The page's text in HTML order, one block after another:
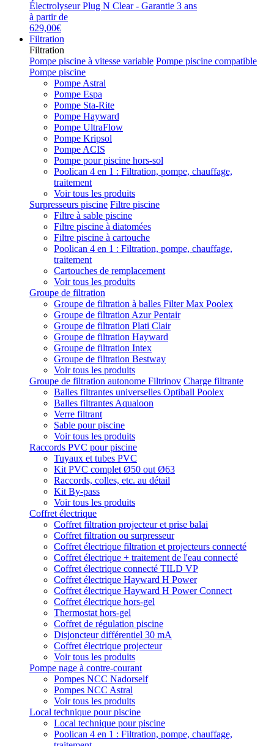
Électrolyseur Plug N Clear - Garantie 3 ans
à partir de
629,00€
Filtration
Filtration
Pompe piscine à vitesse variable Pompe piscine compatible
Pompe piscine
Pompe Astral
Pompe Espa
Pompe Sta-Rite
Pompe Hayward
Pompe UltraFlow
Pompe Kripsol
Pompe ACIS
Pompe pour piscine hors-sol
Poolican 4 en 1 : Filtration, pompe, chauffage,
traitement
Voir tous les produits
Surpresseurs piscine Filtre piscine
Filtre à sable piscine
Filtre piscine à diatomées
Filtre piscine à cartouche
Poolican 4 en 1 : Filtration, pompe, chauffage,
traitement
Cartouches de remplacement
Voir tous les produits
Groupe de filtration
Groupe de filtration à balles Filter Max Poolex
Groupe de filtration Azur Pentair
Groupe de filtration Plati Clair
Groupe de filtration Hayward
Groupe de filtration Intex
Groupe de filtration Bestway
Voir tous les produits
Groupe de filtration autonome Filtrinov Charge filtrante
Balles filtrantes universelles Optiball Poolex
Balles filtrantes Aqualoon
Verre filtrant
Sable pour piscine
Voir tous les produits
Raccords PVC pour piscine
Tuyaux et tubes PVC
Kit PVC complet Ø50 out Ø63
Raccords, colles, etc. au détail
Kit By-pass
Voir tous les produits
Coffret électrique
Coffret filtration projecteur et prise balai
Coffret filtration ou surpresseur
Coffret électrique filtration et projecteurs connecté
Coffret électrique + traitement de l'eau connecté
Coffret électrique connecté TILD VP
Coffret électrique Hayward H Power
Coffret électrique Hayward H Power Connect
Coffret électrique hors-gel
Thermostat hors-gel
Coffret de régulation piscine
Disjoncteur différentiel 30 mA
Coffret électrique projecteur
Voir tous les produits
Pompe nage à contre-courant
Pompes NCC Nadorself
Pompes NCC Astral
Voir tous les produits
Local technique pour piscine
Local technique pour piscine
Poolican 4 en 1 : Filtration, pompe, chauffage,